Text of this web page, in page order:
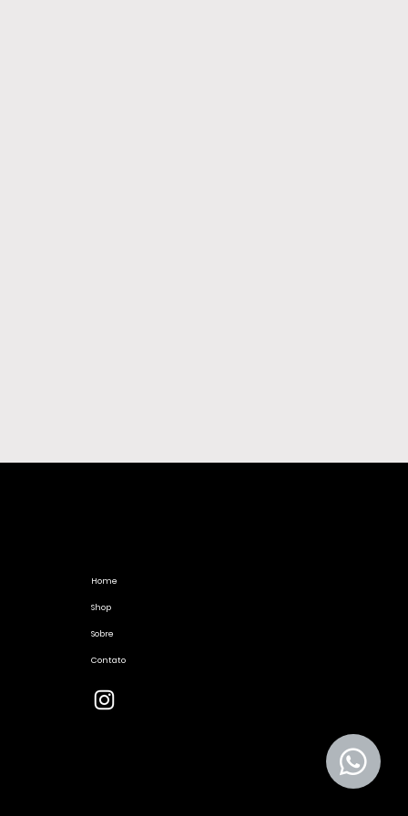
Home
Shop
Sobre
Contato